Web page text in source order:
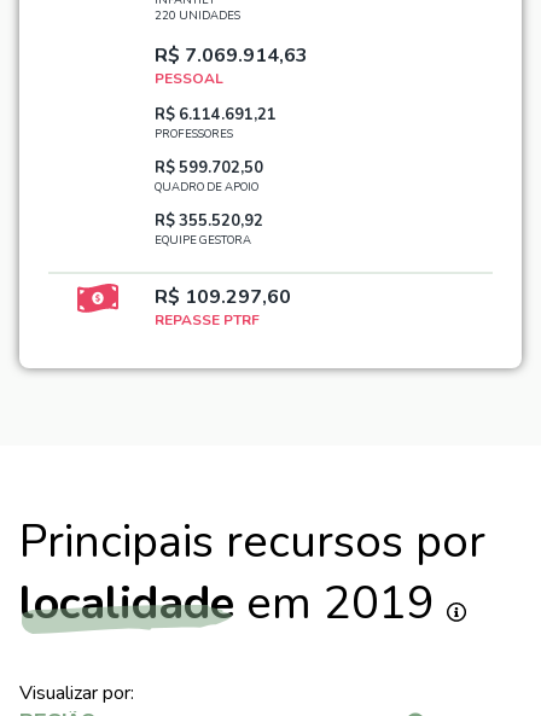
220 UNIDADES
R$ 7.069.914,63
PESSOAL
R$ 6.114.691,21
PROFESSORES
R$ 599.702,50
QUADRO DE APOIO
R$ 355.520,92
EQUIPE GESTORA
R$ 109.297,60
REPASSE PTRF
Principais recursos por
localidade em 2019
Visualizar por: